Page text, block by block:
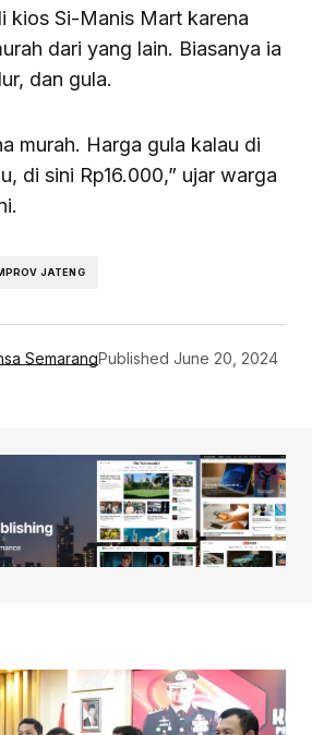
kios Si-Manis Mart karena
dari yang lain. Biasanya ia
dan gula.
murah. Harga gula kalau di
di sini Rp16.000,” ujar warga
JATENG
SemarangPublished June 20, 2024